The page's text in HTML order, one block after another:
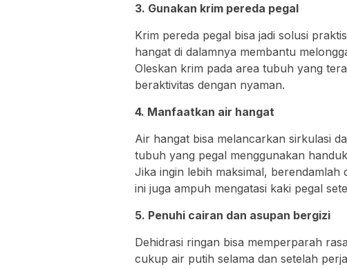
3. Gunakan krim pereda pegal
Krim pereda pegal bisa jadi solusi
hangat di dalamnya membantu
Oleskan krim pada area tubuh yang
beraktivitas dengan nyaman.
4. Manfaatkan air hangat
Air hangat bisa melancarkan sirkulasi
tubuh yang pegal menggunakan
Jika ingin lebih maksimal, berendamlah
ini juga ampuh mengatasi kaki pegal
5. Penuhi cairan dan asupan bergizi
Dehidrasi ringan bisa memperparah
cukup air putih selama dan setelah